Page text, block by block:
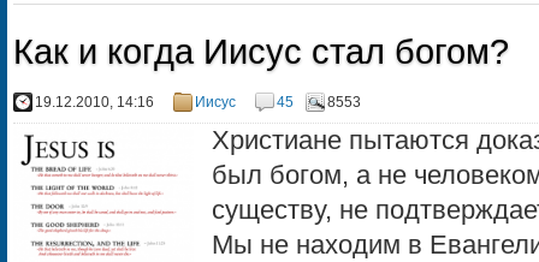
Как и когда Иисус стал богом?
19.12.2010, 14:16 Иисус 45 8553
Христиане пытаются
был богом, а не
существу, не
Мы не находим в